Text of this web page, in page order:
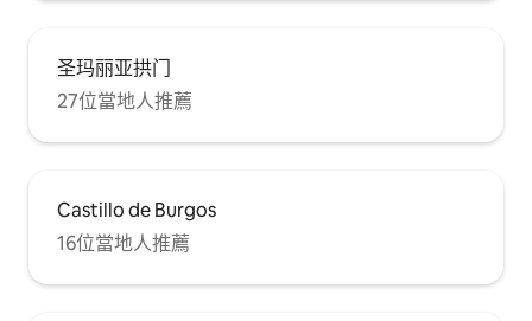
圣玛丽亚拱门
27位當地人推薦
Castillo de Burgos
16位當地人推薦